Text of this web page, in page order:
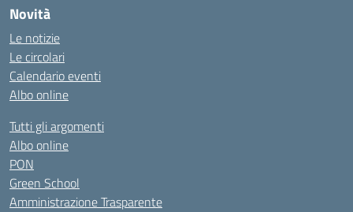
Novità
Le notizie
Le circolari
Calendario eventi
Albo online
Tutti gli argomenti
Albo online
PON
Green School
Amministrazione Trasparente